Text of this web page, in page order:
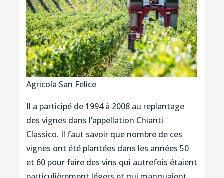
Agricola San Felice
Il a participé de 1994 à 2008 au replantage
des vignes dans l’appellation Chianti
Classico. Il faut savoir que nombre de ces
vignes ont été plantées dans les années 50
et 60 pour faire des vins qui autrefois étaient